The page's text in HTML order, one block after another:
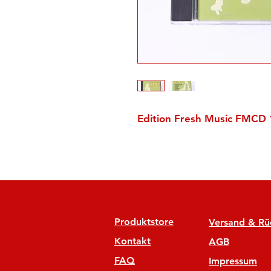
Edition Fresh Music FMCD
Produktstore
Kontakt
FAQ
Versand &
AGB
Impressum